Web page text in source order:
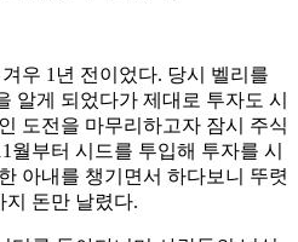
우 1년 전이었다. 당시 벨리를
알게 되었다가 제대로 투자도 시
도전을 마무리하고자 잠시 주식
월부터 시드를 투입해 투자를 시
아내를 챙기면서 하다보니 뚜렷
지 돈만 날렸다.